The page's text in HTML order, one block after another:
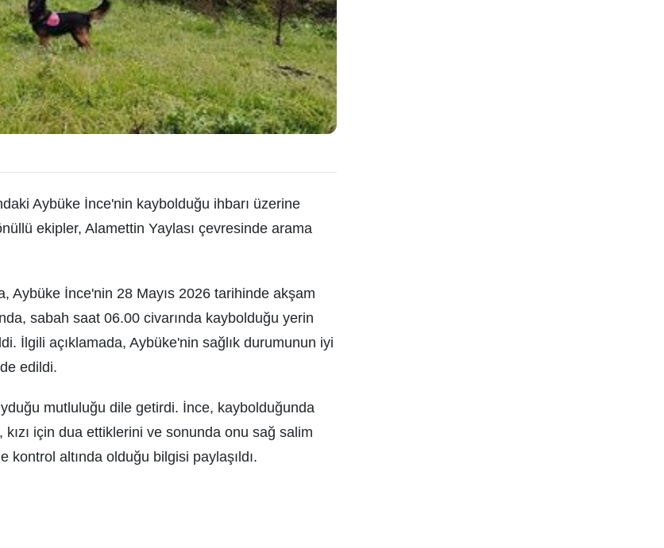
Aybüke İnce'nin kaybolduğu ihbarı üzerine
ekipler, Alamettin Yaylası çevresinde arama
Aybüke İnce'nin 28 Mayıs 2026 tarihinde akşam
sabah saat 06.00 civarında kaybolduğu yerin
İlgili açıklamada, Aybüke'nin sağlık durumunun iyi
edildi.
mutluluğu dile getirdi. İnce, kaybolduğunda
kızı için dua ettiklerini ve sonunda onu sağ salim
kontrol altında olduğu bilgisi paylaşıldı.